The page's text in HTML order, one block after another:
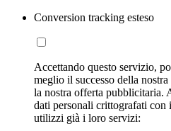
Conversion tracking esteso
Accettando questo servizio,
meglio il successo della
la nostra offerta pubblicitaria.
dati personali crittografati con
utilizzi già i loro servizi: